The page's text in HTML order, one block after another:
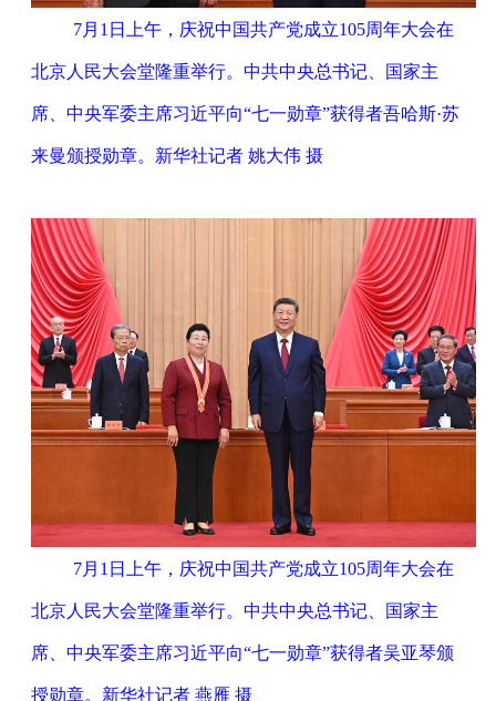
7月1日上午，庆祝中国共产党成立105周年大会在
北京人民大会堂隆重举行。中共中央总书记、国家主
席、中央军委主席习近平向“七一勋章”获得者吾哈斯·苏
来曼颁授勋章。新华社记者 姚大伟 摄
7月1日上午，庆祝中国共产党成立105周年大会在
北京人民大会堂隆重举行。中共中央总书记、国家主
席、中央军委主席习近平向“七一勋章”获得者吴亚琴颁
授勋章。新华社记者 燕雁 摄